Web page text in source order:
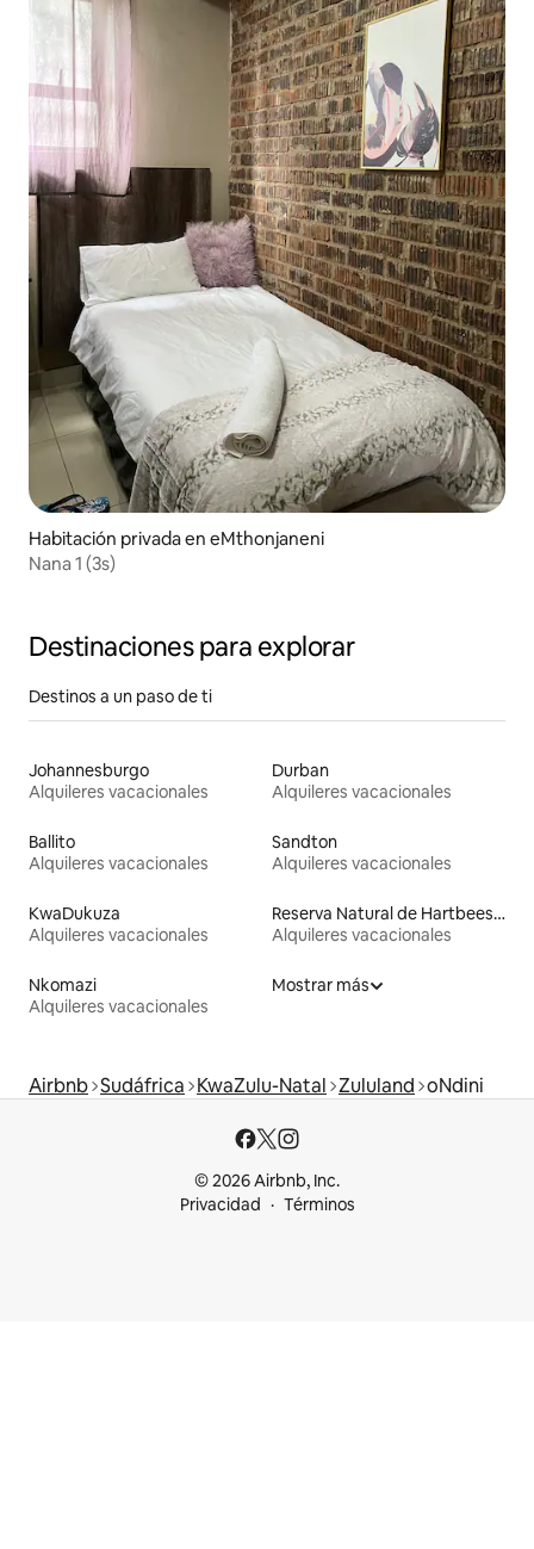
Habitación privada en eMthonjaneni
Nana 1 (3s)
Destinaciones para explorar
Destinos a un paso de ti
Johannesburgo
Alquileres vacacionales
Durban
Alquileres vacacionales
Ballito
Alquileres vacacionales
Sandton
Alquileres vacacionales
KwaDukuza
Alquileres vacacionales
Reserva Natural de Hartbeespoort
Alquileres vacacionales
Nkomazi
Alquileres vacacionales
Mostrar más
Airbnb Sudáfrica KwaZulu-Natal Zululand oNdini
© 2026 Airbnb, Inc.
Privacidad
Términos